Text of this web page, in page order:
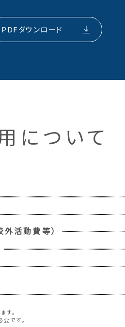
PDFダウンロード
について
外活動費等）
す。
です。